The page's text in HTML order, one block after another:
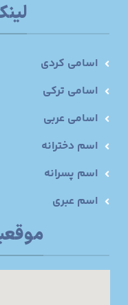
اسامی کردی
اسامی ترکی
اسامی عربی
اسم دخترانه
اسم پسرانه
اسم عبری